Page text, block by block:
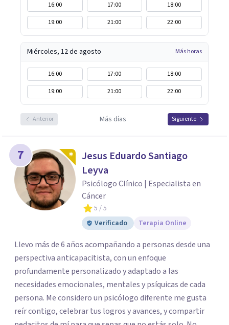
16:00 17:00
18:00
19:00
21:00 22:00
Miércoles, 12 de agosto Más horas
16:00 17:00
18:00
19:00
21:00 22:00
Anterior Más días Siguiente
7
Jesus Eduardo Santiago
Leyva
Psicólogo Clínico | Especialista en
Cáncer
5 / 5
Verificado
Terapia Online
Llevo más de 6 años acompañando a personas desde una
perspectiva anticapacitista, con un enfoque
profundamente personalizado y adaptado a las
necesidades emocionales, mentales y psíquicas de cada
persona. Me considero un psicólogo diferente me gusta
reír contigo, celebrar tus logros y avances, y compartir